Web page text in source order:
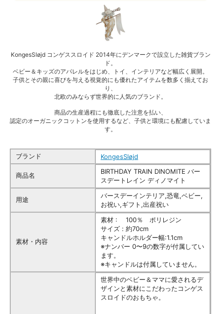
KongesSløjd コンゲススロイド 2014年にデンマークで設立した雑貨ブラン
ド。
ベビー＆キッズのアパレルをはじめ、トイ、インテリアなど幅広く展開。
子供とその親に喜びを与える視覚的にも優れたアイテムを数多く揃えてお
り、
北欧のみならず世界的に人気のブランド。
商品の生産過程にも徹底した注意を払い、
認定のオーガニックコットンを使用するなど、子供と環境にも配慮していま
す。
ブランド KongesSløjd
商品名
BIRTHDAY TRAIN DINOMITE バー
スデートレイン ディノマイト
用途
バースデーインテリア,恐竜,ベビー,
お祝い,ギフト,出産祝い
素材・内容
素材 : 100％ ポリレジン
サイズ : 約70cm
キャンドルホルダー幅:1.1cm
※ナンバー 0〜9の数字が付属してい
ます。
※キャンドルは付属していません。
世界中のベビー＆ママに愛されるデ
ザインと素材にこだわったコンゲス
スロイドのおもちゃ。